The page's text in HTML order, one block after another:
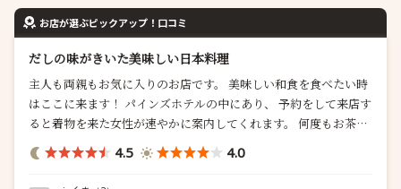
お店が選ぶピックアップ！口コミ
だしの味がきいた美味しい日本料理
主人も両親もお気に入りのお店です。 美味しい和食を食べたい時
はここに来ます！ パインズホテルの中にあり、 予約をして来店す
ると着物を来た女性が速やかに案内してくれます。 何度もお茶を
急須で入れてくれる等、サービスも行き届いていて気持ちよく食
事ができるお店です。 ランチは3000円ぐらいで品数も多くリーズ
ナブル。 友人や親戚と久しぶりに会うときに 安心して連れて来ら
4.5 4.0